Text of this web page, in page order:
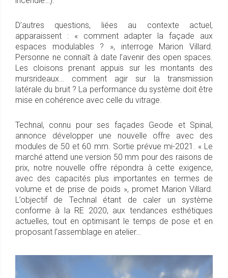
D’autres questions, liées au contexte actuel,
apparaissent : « comment adapter la façade aux
espaces modulables ? », interroge Marion Villard.
Personne ne connaît à date l’avenir des open spaces.
Les cloisons prenant appuis sur les montants des
mursrideaux… comment agir sur la transmission
latérale du bruit ? La performance du système doit être
mise en cohérence avec celle du vitrage.
Technal, connu pour ses façades Geode et Spinal,
annonce développer une nouvelle offre avec des
modules de 50 et 60 mm. Sortie prévue mi-2021. « Le
marché attend une version 50 mm pour des raisons de
prix, notre nouvelle offre répondra à cette exigence,
avec des capacités plus importantes en termes de
volume et de prise de poids », promet Marion Villard.
L’objectif de Technal étant de caler un système
conforme à la RE 2020, aux tendances esthétiques
actuelles, tout en optimisant le temps de pose et en
proposant l’assemblage en atelier…